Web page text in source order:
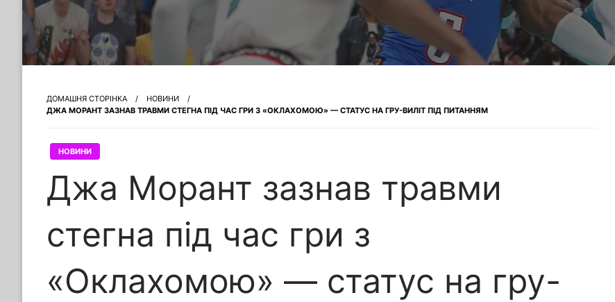
ДОМАШНЯ СТОРІНКА
НОВИНИ
ДЖА МОРАНТ ЗАЗНАВ ТРАВМИ СТЕГНА ПІД ЧАС ГРИ З «ОКЛАХОМОЮ» — СТАТУС НА ГРУ-ВИЛІТ ПІД ПИТАННЯМ
НОВИНИ
Джа Морант зазнав травми
стегна під час гри з
«Оклахомою» — статус на гру-